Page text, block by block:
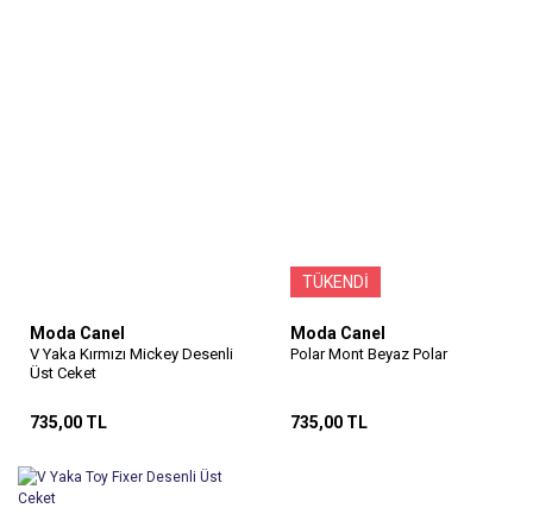
Moda Canel
V Yaka Kırmızı Mickey Desenli
Üst Ceket
735,00 TL
TÜKENDİ
Moda Canel
Polar Mont Beyaz Polar
735,00 TL